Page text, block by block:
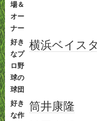
場＆
オー
ナー
好き
なプ
ロ野
球の
球団
横浜ベイス
好き
な作
筒井康隆